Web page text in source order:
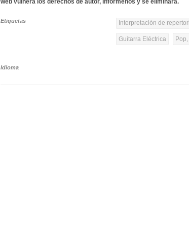
web vulnera los derechos de autor, infórmenos y se eliminará.
Etiquetas Interpretación de
Guitarra Eléctrica
Idioma